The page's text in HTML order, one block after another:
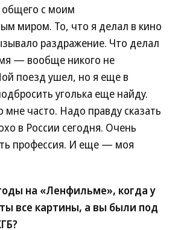
общего с моим
миром. То, что я делал в кино
раздражение. Что делал
— вообще никого не
поезд ушел, но я еще в
уголька еще найду.
мне часто. Надо правду сказать
в России сегодня. Очень
профессия. И еще — моя
на «Ленфильме», когда у
все картины, а вы были под